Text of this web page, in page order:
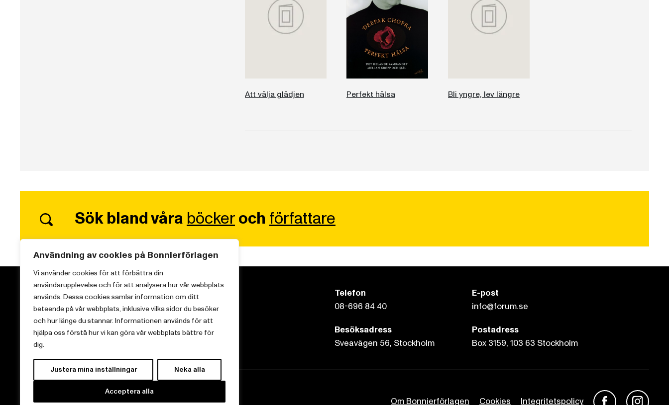
Användning av cookies på Bonnierförlagen
Vi använder cookies för att förbättra din
användarupplevelse och för att analysera hur vår webbplats
används. Dessa cookies samlar information om ditt
beteende på vår webbplats, inklusive vilka sidor du besöker
och hur länge du stannar. Informationen används för att
hjälpa oss förstå hur vi kan göra vår webbplats bättre för
dig.
Justera mina inställningar Neka alla
Acceptera alla
Att välja glädjen Perfekt hälsa Bli yngre, lev längre
Sök bland våra böckeroch författare
Vi brinner för starka berättelser och att sprida
kunskap inom aktuella ämnen.
Telefon
08-696 84 40
E-post
info@forum.se
Besöksadress
Sveavägen 56, Stockholm
Postadress
Box 3159, 103 63 Stockholm
Om Bonnierförlagen Cookies Integritetspolicy